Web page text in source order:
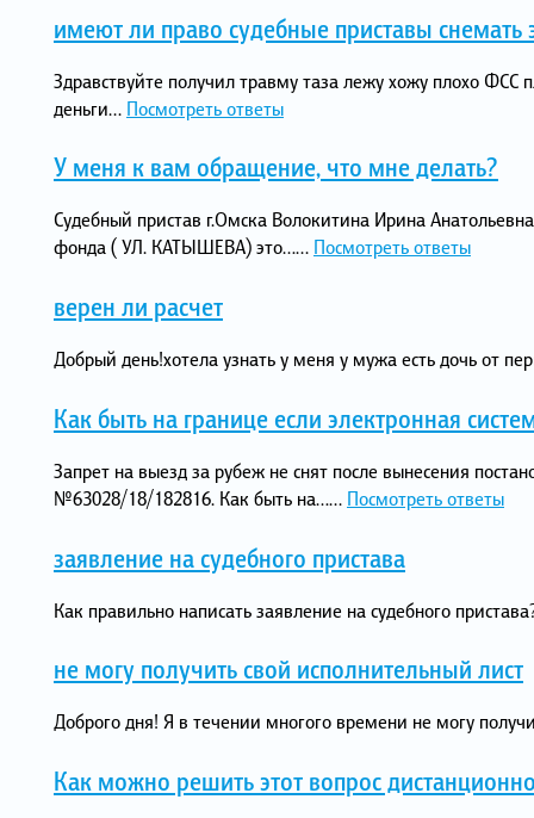
имеют ли право судебные приставы снемать
Здравствуйте получил травму таза лежу хожу плохо
деньги... Посмотреть ответы
У меня к вам обращение, что мне делать?
Судебный пристав г.Омска Волокитина Ирина
фонда ( УЛ. КАТЫШЕВА) это…... Посмотреть ответы
верен ли расчет
Добрый день!хотела узнать у меня у мужа есть дочь от
Как быть на границе если электронная
Запрет на выезд за рубеж не снят после вынесения
№63028/18/182816. Как быть на…... Посмотреть ответы
заявление на судебного пристава
Как правильно написать заявление на судебного
не могу получить свой исполнительный лист
Доброго дня! Я в течении многого времени не могу
Как можно решить этот вопрос